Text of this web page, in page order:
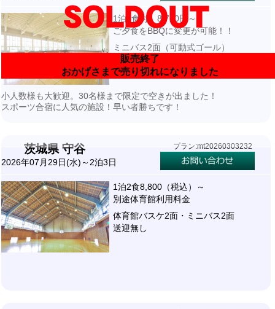
販売終了
おかげさまで売り切れになりました
1泊3食付 8,710円～
ご夕食をBBQに変更が可能！！
ミニバス2面（可動式ゴール）
宿泊先より徒歩1分
小人数様も大歓迎。30名様まで限定で空きが出ました！
スポーツ合宿に人気の施設！早い者勝ちです！
茨城県 守谷
2026年07月29日(水)～2泊3日
プラン:mt20260303232
1泊2食8,800（税込）～
別途体育館利用料金
体育館バスケ2面・ミニバス2面
送迎無し